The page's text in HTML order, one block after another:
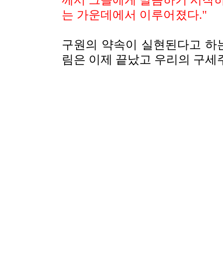
는 가운데에서 이루어졌다."
구원의 약속이 실현된다고
림은 이제 끝났고 우리의 구세